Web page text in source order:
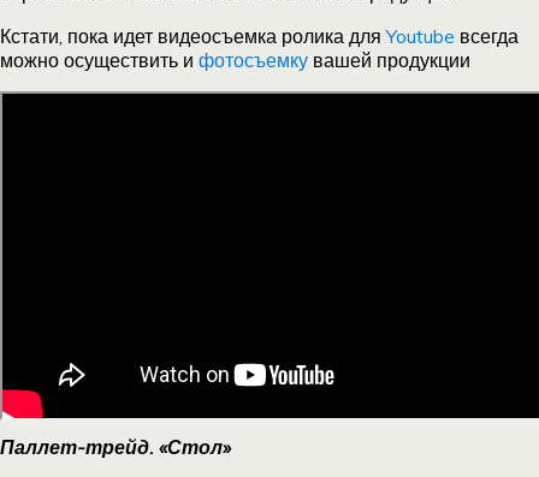
Кстати, пока идет видеосъемка ролика дляYoutube всегда
можно осуществить и фотосъемку вашей продукции
Паллет-трейд. «Стол»